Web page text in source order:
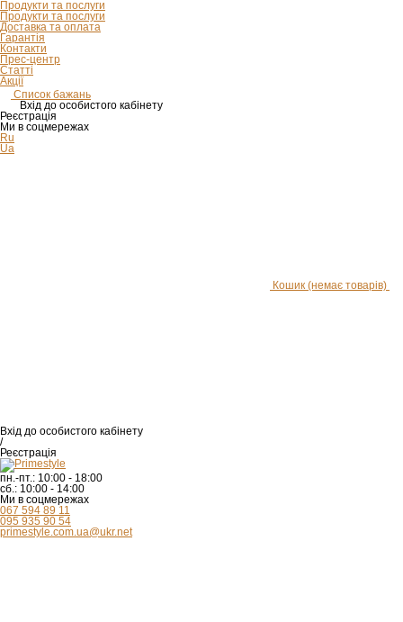
Продукти та послуги
Продукти та послуги
Доставка та оплата
Гарантія
Контакти
Прес-центр
Статті
Акції
Список бажань
Вхід до особистого кабінету
Реєстрація
Ми в соцмережах
Ru
Ua
Кошик (немає товарів)
Вхід до особистого кабінету
/
Реєстрація
пн.-пт.: 10:00 - 18:00
сб.: 10:00 - 14:00
Ми в соцмережах
067 594 89 11
095 935 90 54
primestyle.com.ua@ukr.net